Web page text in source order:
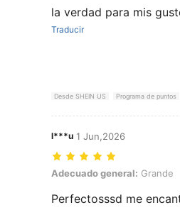
la verdad para mis
Traducir
Desde SHEIN US Programa de puntos
l***u 1 Jun,2026
Adecuado general: Grande,
Adecuado general: Grande
Perfectosssd me